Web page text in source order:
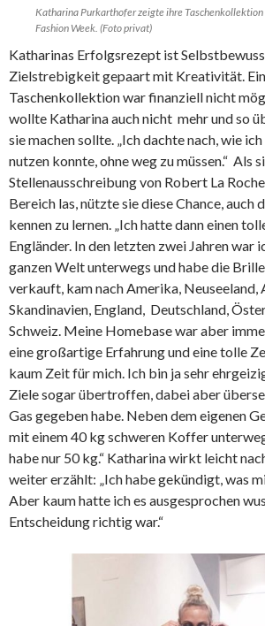
Katharina Purkarthofer zeigte ihre Taschenkollektion
Fashion Week. (Foto privat)
Katharinas Erfolgsrezept ist
Zielstrebigkeit gepaart mit Kreativität.
Taschenkollektion war finanziell nicht
wollte Katharina auch nicht mehr und so
sie machen sollte. „Ich dachte nach, wie
nutzen konnte, ohne weg zu müssen.“ Als
Stellenausschreibung von Robert La
Bereich las, nützte sie diese Chance, auch
kennen zu lernen. „Ich hatte dann einen
Engländer. In den letzten zwei Jahren war
ganzen Welt unterwegs und habe die
verkauft, kam nach Amerika, Neuseeland,
Skandinavien, England, Deutschland,
Schweiz. Meine Homebase war aber
eine großartige Erfahrung und eine tolle
kaum Zeit für mich. Ich bin ja sehr
Ziele sogar übertroffen, dabei aber
Gas gegeben habe. Neben dem eigenen
mit einem 40 kg schweren Koffer
habe nur 50 kg.“ Katharina wirkt leicht
weiter erzählt: „Ich habe gekündigt, was
Aber kaum hatte ich es ausgesprochen
Entscheidung richtig war.“